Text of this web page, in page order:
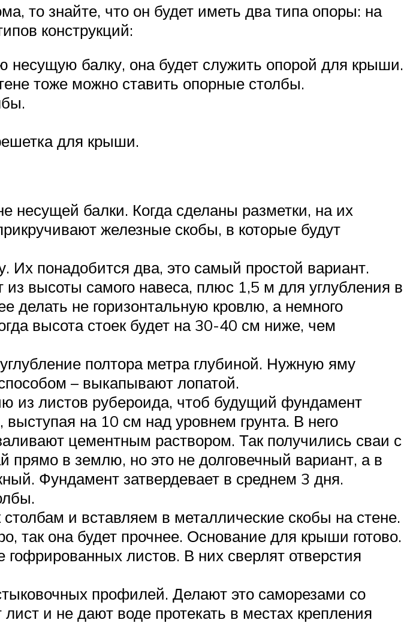
то знайте, что он будет иметь два типа опоры: на
конструкций:
несущую балку, она будет служить опорой для крыши.
тоже можно ставить опорные столбы.
для крыши.
несущей балки. Когда сделаны разметки, на их
железные скобы, в которые будут
Их понадобится два, это самый простой вариант.
высоты самого навеса, плюс 1,5 м для углубления в
делать не горизонтальную кровлю, а немного
высота стоек будет на 30-40 см ниже, чем
полтора метра глубиной. Нужную яму
– выкапывают лопатой.
из листов рубероида, чтоб будущий фундамент
на 10 см над уровнем грунта. В него
цементным раствором. Так получились сваи с
прямо в землю, но это не долговечный вариант, а в
Фундамент затвердевает в среднем 3 дня.
и вставляем в металлические скобы на стене.
так она будет прочнее. Основание для крыши готово.
листов. В них сверлят отверстия
профилей. Делают это саморезами со
и не дают воде протекать в местах крепления